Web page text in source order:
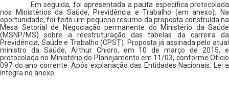
Em seguida, foi apresentada a pauta específica protocolada
nos Ministérios da Saúde, Previdência e Trabalho (em anexo). Na
oportunidade, foi feito um pequeno resumo da proposta construída na
Mesa Setorial de Negociação permanente do Ministério da Saúde
(MSNP/MS) sobre a reestruturação das tabelas da carreira da
Previdência, Saúde e Trabalho (CPST). Proposta já assinada pelo atual
ministro da Saúde, Arthur Chioro, em 10 de março de 2015, e
protocolada no Ministério do Planejamento em 11/03, conforme Ofício
097 do ano corrente. Após explanação das Entidades Nacionais. Lei a
íntegra no anexo.